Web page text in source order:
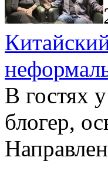
В гостях
блогер,